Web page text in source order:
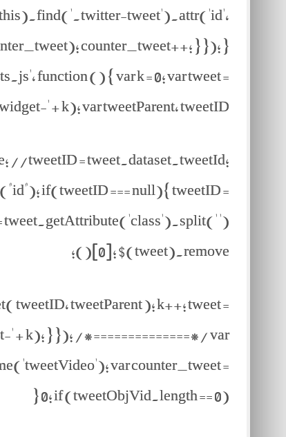
tweet').attr('id',
counter_tweet++; } }); }
function () { var k = 0; var tweet =
' + k); var tweetParent, tweetID;
//tweetID = tweet.dataset.tweetId;
if(tweetID === null){ tweetID =
tweet.getAttribute('class').split(' ')
[0]; $(tweet).remove();
tweetID, tweetParent ); k++; tweet =
+ k); } }); /*==============*/ var
var counter_tweet =
0; if (tweetObjVid.length == 0) {